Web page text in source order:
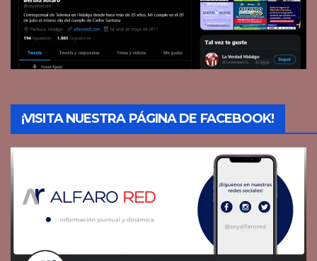
¡VISITA NUESTRA PÁGINA DE FACEBOOK!